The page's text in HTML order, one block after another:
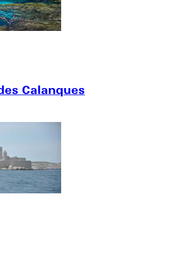
Calanques